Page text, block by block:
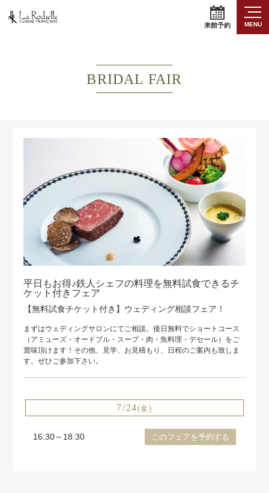
来館予約 MENU
BRIDAL FAIR
平日もお得♪鉄人シェフの料理を無料試食できるチ
ケット付きフェア
【無料試食チケット付き】ウェディング相談フェア！
まずはウェディングサロンにてご相談。後日無料でショートコース
（アミューズ・オードブル・スープ・肉・魚料理・デセール）をご
賞味頂けます！その他、見学、お見積もり、日程のご案内も致しま
す。ぜひご参加下さい。
7/24(金)
16:30～18:30 このフェアを予約する